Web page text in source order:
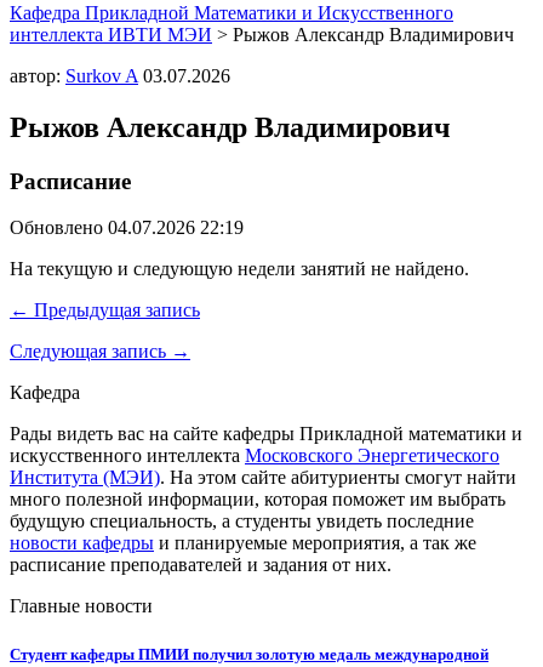
Кафедра Прикладной Математики и Искусственного
интеллекта ИВТИ МЭИ > Рыжов Александр Владимирович
автор: Surkov A 03.07.2026
Рыжов Александр Владимирович
Расписание
Обновлено 04.07.2026 22:19
На текущую и следующую недели занятий не найдено.
← Предыдущая запись
Следующая запись →
Кафедра
Рады видеть вас на сайте кафедры Прикладной математики и
искусственного интеллекта Московского Энергетического
Института (МЭИ). На этом сайте абитуриенты смогут найти
много полезной информации, которая поможет им выбрать
будущую специальность, а студенты увидеть последние
новости кафедры и планируемые мероприятия, а так же
расписание преподавателей и задания от них.
Главные новости
Студент кафедры ПМИИ получил золотую медаль международной